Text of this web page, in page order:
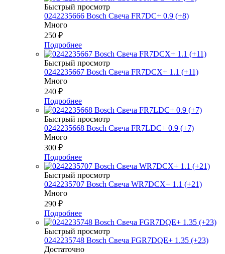
Быстрый просмотр
0242235666 Bosch Свеча FR7DC+ 0.9 (+8)
Много
250 ₽
Подробнее
Быстрый просмотр
0242235667 Bosch Свеча FR7DCX+ 1.1 (+11)
Много
240 ₽
Подробнее
Быстрый просмотр
0242235668 Bosch Свеча FR7LDC+ 0.9 (+7)
Много
300 ₽
Подробнее
Быстрый просмотр
0242235707 Bosch Свеча WR7DCX+ 1.1 (+21)
Много
290 ₽
Подробнее
Быстрый просмотр
0242235748 Bosch Свеча FGR7DQE+ 1.35 (+23)
Достаточно